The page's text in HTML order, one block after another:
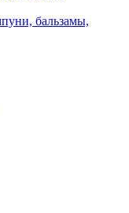
бальзамы,